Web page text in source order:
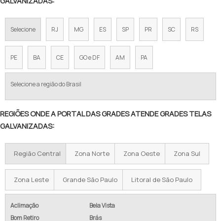
GRADE PISO GALVANIZADA PREÇO
PREÇO GRADIL DE FERRO
GRADIL PARA CERCAMENTO PREÇO
GRADIL DE ALUMÍNIO PREÇO
GRADIL DE ALUMÍNIO E VIDRO
GRADIL DE ALUMÍNIO EM PE
Selecione RJ MG ES SP PR SC RS
PE BA CE GO e DF AM PA
Selecione a região do Brasil
REGIÕES ONDE A PORTAL DAS GRADES ATENDE GRADES TELAS
GALVANIZADAS:
Região Central Zona Norte Zona Oeste Zona Sul
Zona Leste Grande São Paulo Litoral de São Paulo
Aclimação
Bela Vista
Bom Retiro
Brás